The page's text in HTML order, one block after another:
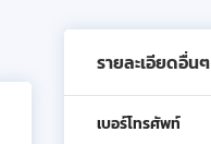
รายละเอียดอื่นๆ
เบอร์โทรศัพท์